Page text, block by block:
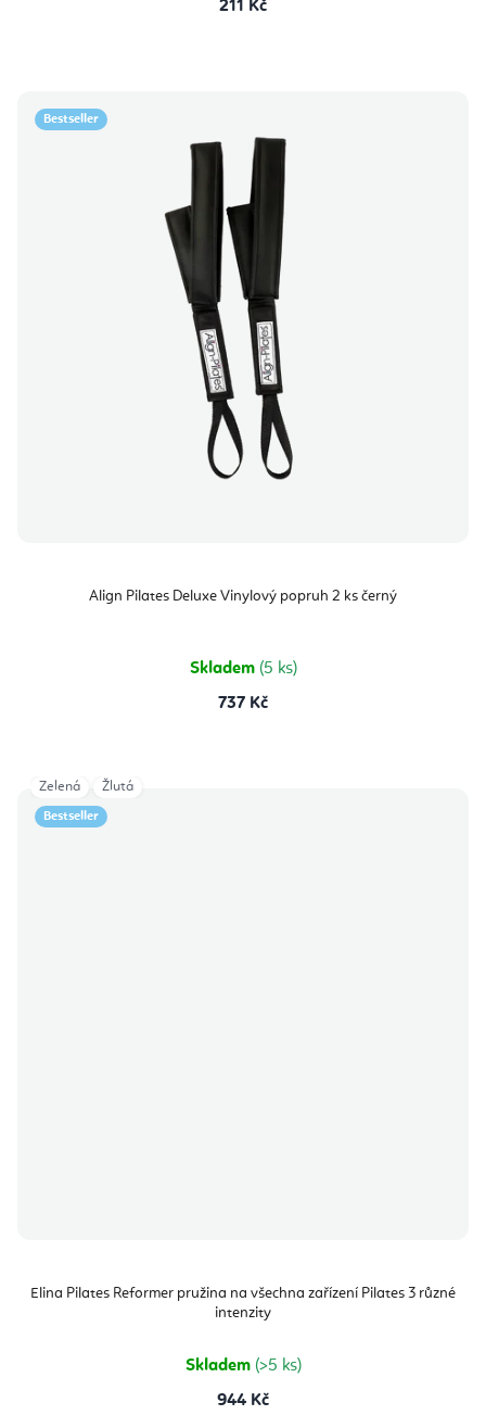
211 Kč
Bestseller
Align Pilates Deluxe Vinylový popruh 2 ks černý
Skladem (5 ks)
737 Kč
Bestseller
Elina Pilates Reformer pružina na všechna zařízení Pilates 3 různé
intenzity
Skladem (>5 ks)
944 Kč
Zelená Žlutá